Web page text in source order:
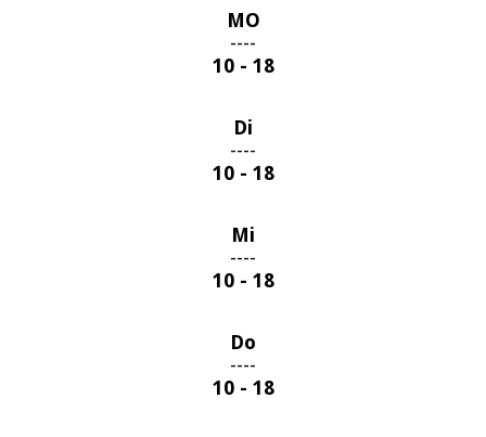
MO
----
10 - 18
Di
----
10 - 18
Mi
----
10 - 18
Do
----
10 - 18